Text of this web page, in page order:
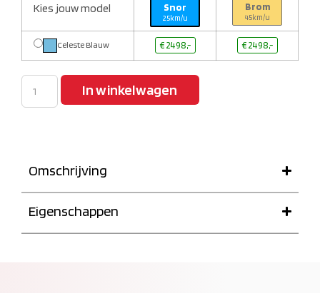
Kies jouw model Snor
25km/u
Brom
45km/u
Celeste Blauw € 2498,- € 2498,-
In winkelwagen
Omschrijving
Eigenschappen